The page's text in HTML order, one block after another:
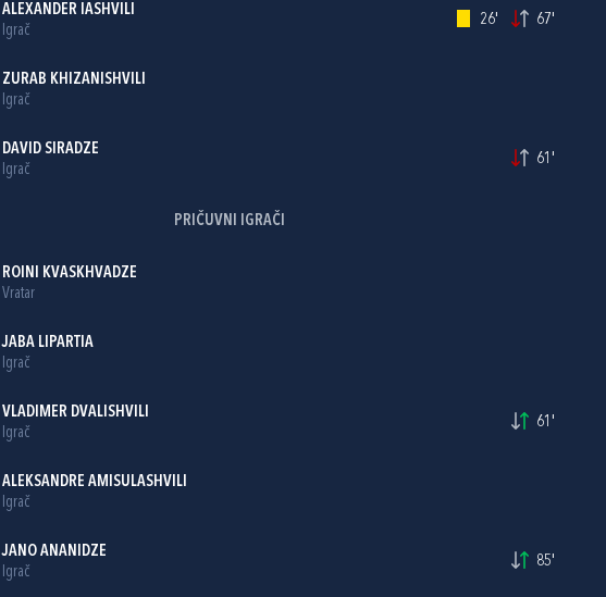
ALEXANDER IASHVILI
Igrač
26' 67'
ZURAB KHIZANISHVILI
Igrač
DAVID SIRADZE
Igrač
61'
PRIČUVNI IGRAČI
ROINI KVASKHVADZE
Vratar
JABA LIPARTIA
Igrač
VLADIMER DVALISHVILI
Igrač
61'
ALEKSANDRE AMISULASHVILI
Igrač
JANO ANANIDZE
Igrač
85'